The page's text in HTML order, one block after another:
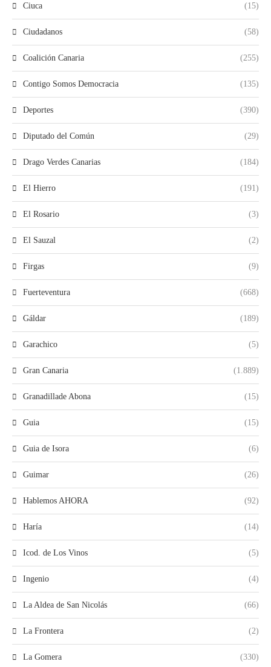
Ciuca (15)
Ciudadanos (58)
Coalición Canaria (255)
Contigo Somos Democracia (135)
Deportes (390)
Diputado del Común (29)
Drago Verdes Canarias (184)
El Hierro (191)
El Rosario (3)
El Sauzal (2)
Firgas (9)
Fuerteventura (668)
Gáldar (189)
Garachico (5)
Gran Canaria (1.889)
Granadillade Abona (15)
Guia (15)
Guia de Isora (6)
Guimar (26)
Hablemos AHORA (92)
Haría (14)
Icod. de Los Vinos (5)
Ingenio (4)
La Aldea de San Nicolás (66)
La Frontera (2)
La Gomera (330)